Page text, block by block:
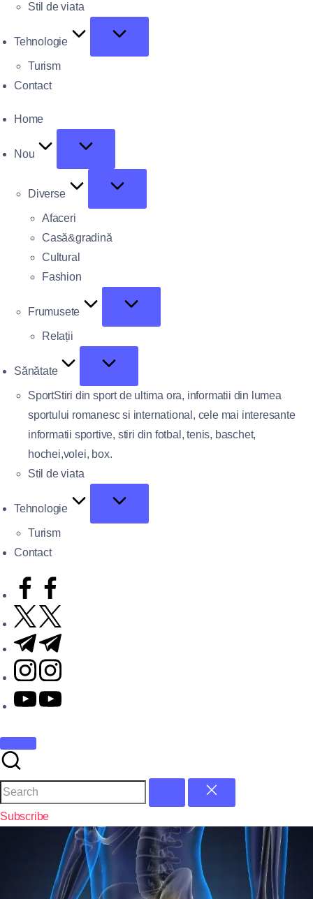
Stil de viata
Tehnologie
Turism
Contact
Home
Nou
Diverse
Afaceri
Casă&gradină
Cultural
Fashion
Frumusete
Relații
Sănătate
SportStiri din sport de ultima ora, informatii din lumea
sportului romanesc si international, cele mai interesante
informatii sportive, stiri din fotbal, tenis, baschet,
hochei,volei, box.
Stil de viata
Tehnologie
Turism
Contact
Subscribe